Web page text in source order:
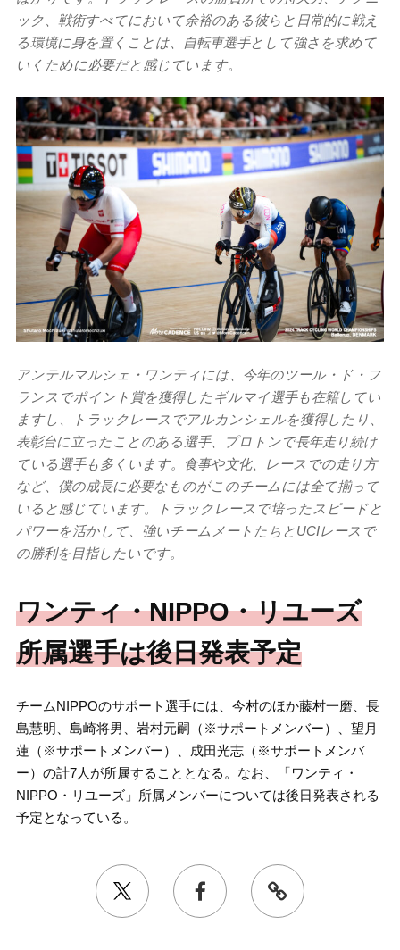
ック、戦術すべてにおいて余裕のある彼らと日常的に戦え
る環境に身を置くことは、自転車選手として強さを求めて
いくために必要だと感じています。
アンテルマルシェ・ワンティには、今年のツール・ド・フ
ランスでポイント賞を獲得したギルマイ選手も在籍してい
ますし、トラックレースでアルカンシェルを獲得したり、
表彰台に立ったことのある選手、プロトンで長年走り続け
ている選手も多くいます。食事や文化、レースでの走り方
など、僕の成長に必要なものがこのチームには全て揃って
いると感じています。トラックレースで培ったスピードと
パワーを活かして、強いチームメートたちとUCIレースで
の勝利を目指したいです。
ワンティ・NIPPO・リユーズ
所属選手は後日発表予定
チームNIPPOのサポート選手には、今村のほか藤村一磨、長
島慧明、島崎将男、岩村元嗣（※サポートメンバー）、望月
蓮（※サポートメンバー）、成田光志（※サポートメンバ
ー）の計7人が所属することとなる。なお、「ワンティ・
NIPPO・リユーズ」所属メンバーについては後日発表される
予定となっている。